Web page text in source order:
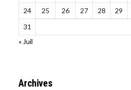
24
25 26 27 28 29
31
« Juil
Archives